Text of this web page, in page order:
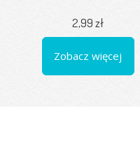
2,99 zł
Zobacz więcej